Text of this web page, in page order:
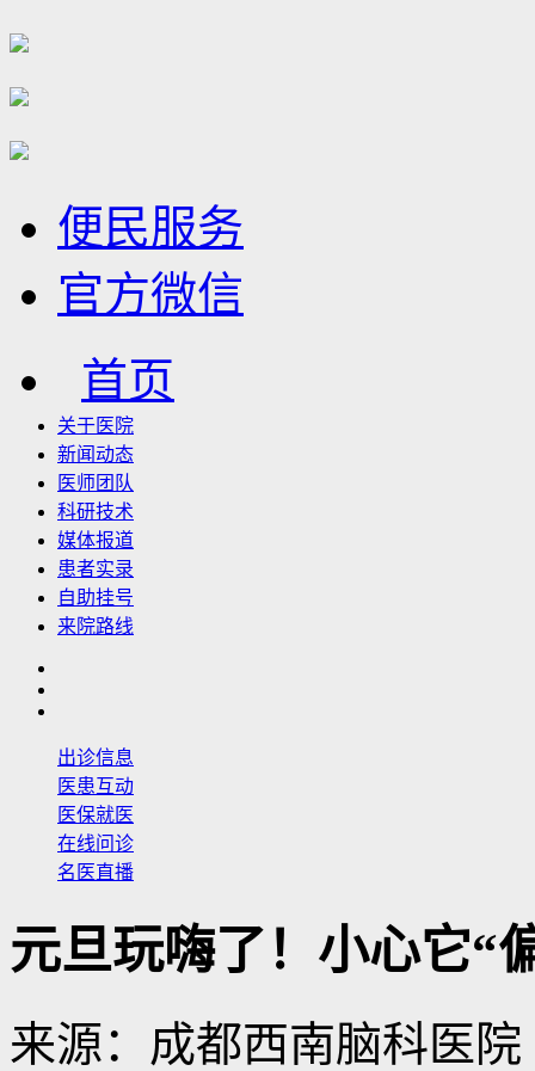
便民服务
官方微信
首页
关于医院
新闻动态
医师团队
科研技术
媒体报道
患者实录
自助挂号
来院路线
出诊信息
医患互动
医保就医
在线问诊
名医直播
元旦玩嗨了！小心它“
来源：成都西南脑科医院